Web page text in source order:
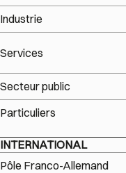
Industrie
Services
Secteur public
Particuliers
INTERNATIONAL
Pôle Franco-Allemand